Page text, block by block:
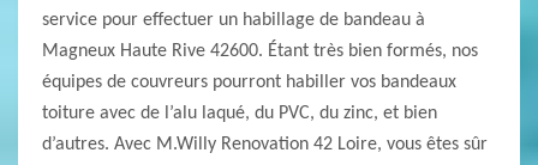
service pour effectuer un habillage de bandeau à
Magneux Haute Rive 42600. Étant très bien formés, nos
équipes de couvreurs pourront habiller vos bandeaux
toiture avec de l’alu laqué, du PVC, du zinc, et bien
d’autres. Avec M.Willy Renovation 42 Loire, vous êtes sûr